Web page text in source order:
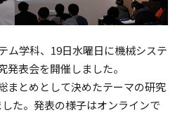
ム学科、19日水曜日に機械システ
表会を開催しました。
まとめとして決めたテーマの研究
た。発表の様子はオンラインで